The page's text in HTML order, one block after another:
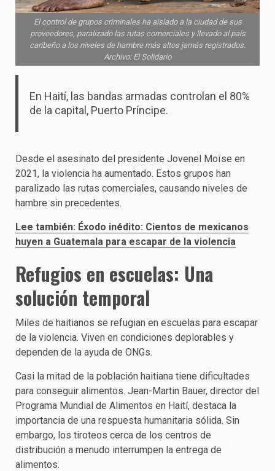
El control de grupos criminales ha aislado a la ciudad de sus
proveedores, paralizado las rutas comerciales y llevado al país
caribeño a los niveles de hambre más altos jamás registrados.
Archivo: El Solidario
En Haití, las bandas armadas controlan el 80%
de la capital, Puerto Príncipe.
Desde el asesinato del presidente Jovenel Moïse en
2021, la violencia ha aumentado. Estos grupos han
paralizado las rutas comerciales, causando niveles de
hambre sin precedentes.
Lee también: Éxodo inédito: Cientos de mexicanos
huyen a Guatemala para escapar de la violencia
Refugios en escuelas: Una
solución temporal
Miles de haitianos se refugian en escuelas para escapar
de la violencia. Viven en condiciones deplorables y
dependen de la ayuda de ONGs.
Casi la mitad de la población haitiana tiene dificultades
para conseguir alimentos. Jean-Martin Bauer, director del
Programa Mundial de Alimentos en Haití, destaca la
importancia de una respuesta humanitaria sólida. Sin
embargo, los tiroteos cerca de los centros de
distribución a menudo interrumpen la entrega de
alimentos.